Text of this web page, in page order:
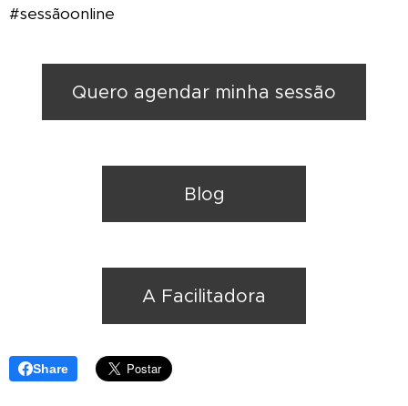
#sessãoonline
Quero agendar minha sessão
Blog
A Facilitadora
Share